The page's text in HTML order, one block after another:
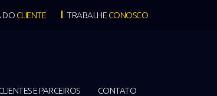
DO CLIENTE TRABALHE CONOSCO
E PARCEIROS CONTATO